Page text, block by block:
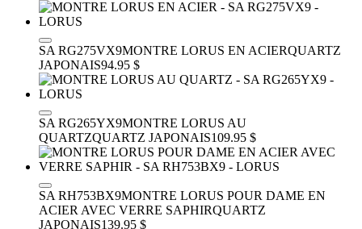
SA RG275VX9MONTRE LORUS EN ACIERQUARTZ
JAPONAIS94.95 $
SA RG265YX9MONTRE LORUS AU
QUARTZQUARTZ JAPONAIS109.95 $
SA RH753BX9MONTRE LORUS POUR DAME EN
ACIER AVEC VERRE SAPHIRQUARTZ
JAPONAIS139.95 $